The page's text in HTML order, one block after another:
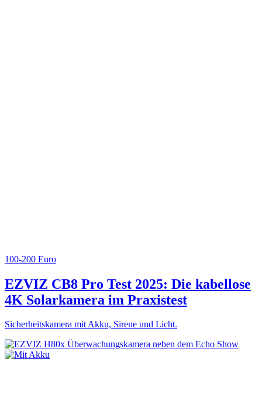
100-200 Euro
EZVIZ CB8 Pro Test 2025: Die kabellose
4K Solarkamera im Praxistest
Sicherheitskamera mit Akku, Sirene und Licht.